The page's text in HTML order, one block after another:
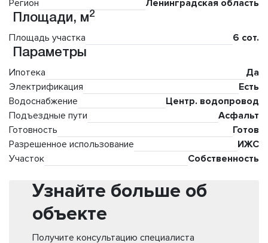
Регион
Ленинградская область
Площади, м2
Площадь участка
6 сот.
Параметры
Ипотека
Да
Электрификация
Есть
Водоснабжение
Центр. водопровод
Подъездные пути
Асфальт
Готовность
Готов
Разрешенное использование
ИЖС
Участок
Собственность
Узнайте больше об
объекте
Получите консультацию специалиста